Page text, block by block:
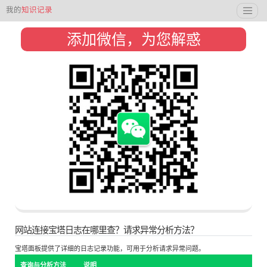
我的知识记录
添加微信，为您解惑
网站连接宝塔日志在哪里查？请求异常分析方法？
宝塔面板提供了详细的日志记录功能，可用于分析请求异常问题。
查询与分析方法 说明